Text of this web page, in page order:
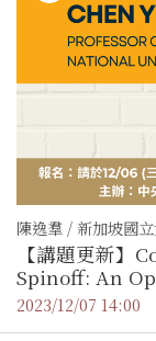
陳逸羣 / 新加坡國
【講題更新
Spinoff: An
2023/12/07 14:00